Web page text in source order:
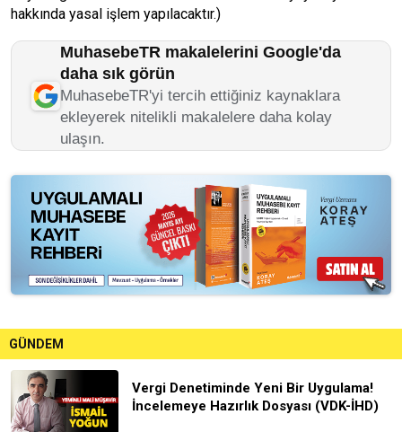
hakkında yasal işlem yapılacaktır.)
MuhasebeTR makalelerini Google'da
daha sık görün
MuhasebeTR'yi tercih ettiğiniz kaynaklara
ekleyerek nitelikli makalelere daha kolay
ulaşın.
GÜNDEM
Vergi Denetiminde Yeni Bir Uygulama!
İncelemeye Hazırlık Dosyası (VDK-İHD)